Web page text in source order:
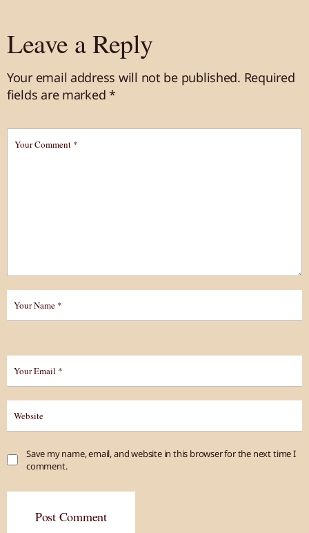
Leave a Reply
Your email address will not be published. Required
fields are marked*
Save my name, email, and website in this browser for the next time I
comment.
Post Comment